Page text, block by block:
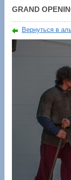
GRAND
Вернуться в